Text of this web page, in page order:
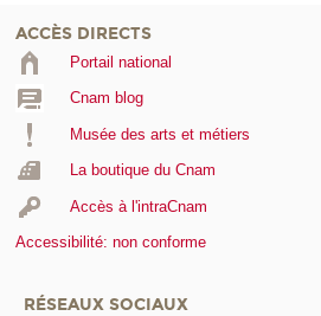
ACCÈS DIRECTS
Portail national
Cnam blog
Musée des arts et métiers
La boutique du Cnam
Accès à l'intraCnam
Accessibilité: non conforme
RÉSEAUX SOCIAUX